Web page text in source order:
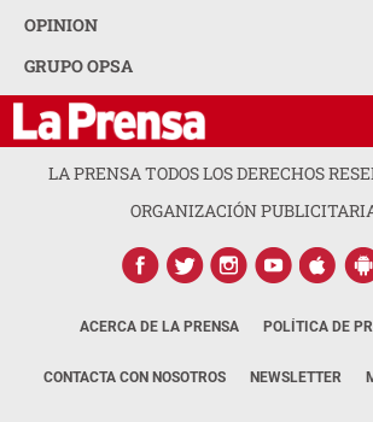
OPINION
GRUPO OPSA
LA PRENSA TODOS LOS DERECHOS
ORGANIZACIÓN
ACERCA DE LA PRENSA POLÍTICA DE
CONTACTA CON NOSOTROS NEWSLETTER